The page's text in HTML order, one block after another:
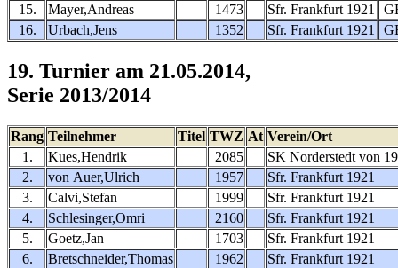
15.
Mayer,Andreas 1473 Sfr. Frankfurt 1921
16.
Urbach,Jens 1352 Sfr. Frankfurt 1921
19. Turnier am 21.05.2014,
Serie 2013/2014
Rang Teilnehmer Titel TWZ At Verein/Ort
1.
Kues,Hendrik 2085
SK Norderstedt von
2.
von Auer,Ulrich 1957
Sfr. Frankfurt 1921
3.
Calvi,Stefan 1999
Sfr. Frankfurt 1921
4.
Schlesinger,Omri 2160
Sfr. Frankfurt 1921
5.
Goetz,Jan 1703
Sfr. Frankfurt 1921
6.
Bretschneider,Thomas 1962
Sfr. Frankfurt 1921